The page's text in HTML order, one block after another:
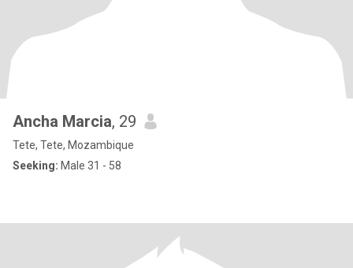
Ancha Marcia, 29
Tete, Tete, Mozambique
Seeking: Male 31 - 58